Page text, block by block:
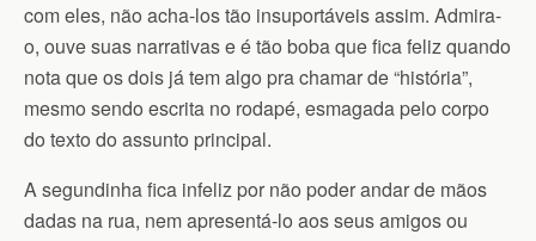
com eles, não acha-los tão insuportáveis assim. Admira-
o, ouve suas narrativas e é tão boba que fica feliz quando
nota que os dois já tem algo pra chamar de “história”,
mesmo sendo escrita no rodapé, esmagada pelo corpo
do texto do assunto principal.
A segundinha fica infeliz por não poder andar de mãos
dadas na rua, nem apresentá-lo aos seus amigos ou